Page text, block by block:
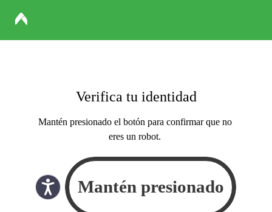
Verifica tu identidad
Mantén presionado el botón para confirmar que no
eres un robot.